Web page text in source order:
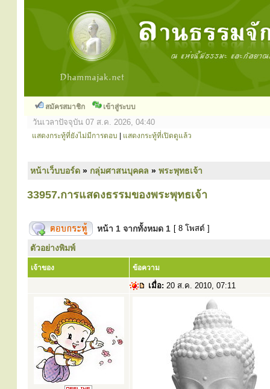
สมัครสมาชิก เข้าสู่ระบบ
วันเวลาปัจจุบัน 07 ส.ค. 2026, 04:40
แสดงกระทู้ที่ยังไม่มีการตอบ แสดงกระทู้ที่เปิดดูแล้ว
หน้าเว็บบอร์ด » กลุ่มศาสนบุคคล » พระพุทธเจ้า
33957.การแสดงธรรมของพระพุทธเจ้า
หน้า 1 จากทั้งหมด 1 [ 8 โพสต์ ]
ตัวอย่างพิมพ์
เจ้าของ ข้อความ
เมื่อ: 20 ส.ค. 2010, 07:11